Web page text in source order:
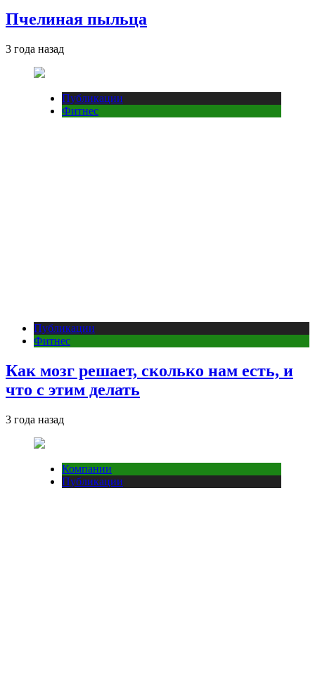
Пчелиная пыльца
3 года назад
Публикации
Фитнес
Публикации
Фитнес
Как мозг решает, сколько нам есть, и
что с этим делать
3 года назад
Компании
Публикации